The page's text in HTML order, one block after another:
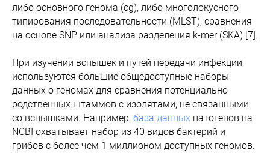
либо основного генома (cg), либо многолокусного
типирования последовательности (MLST), сравнения
на основе SNP или анализа разделения k-mer (SKA) [7].
При изучении вспышек и путей передачи инфекции
используются большие общедоступные наборы
данных о геномах для сравнения потенциально
родственных штаммов с изолятами, не связанными
со вспышками. Например, база данных патогенов на
NCBI охватывает набор из 40 видов бактерий и
грибов с более чем 1 миллионом доступных геномов.